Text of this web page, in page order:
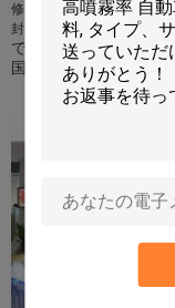
修理プロダクト、世帯お
封剤、等である。私達は
であることの自慢して
国製、TRADEKEY等。